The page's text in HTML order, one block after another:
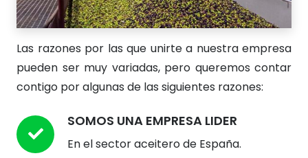
Las razones por las que unirte a nuestra empresa
pueden ser muy variadas, pero queremos contar
contigo por algunas de las siguientes razones:
SOMOS UNA EMPRESA LIDER
En el sector aceitero de España.